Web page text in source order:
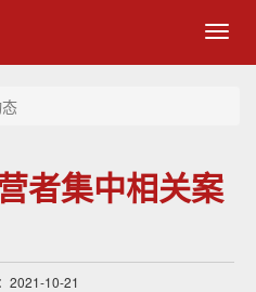
者集中相关案
2021-10-21